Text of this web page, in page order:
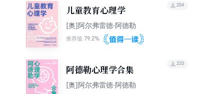
儿童教育心理学
[奥]阿尔弗雷德·阿德勒
推荐值 79.2%
254
阿德勒心理学合集
[奥]阿尔弗雷德·阿德勒
233